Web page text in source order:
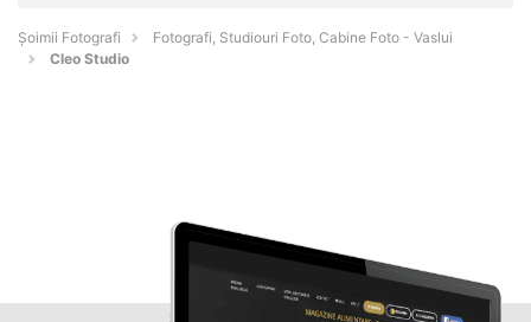
Șoimii Fotografi
Fotografi, Studiouri Foto, Cabine Foto - Vaslui
Cleo Studio